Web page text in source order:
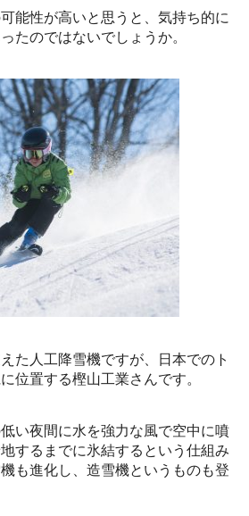
能性が高いと思うと、気持ち的に
たのではないでしょうか。
た人工降雪機ですが、日本でのト
位置する樫山工業さんです。
い夜間に水を強力な風で空中に噴
するまでに氷結するという仕組み
も進化し、造雪機というものも登